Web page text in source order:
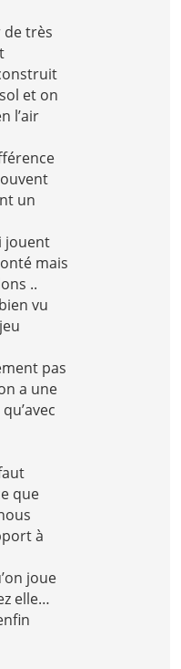
de très
et on
l’air
un
jouent
mais
..
vu
pas
a une
que
à
joue
elle…